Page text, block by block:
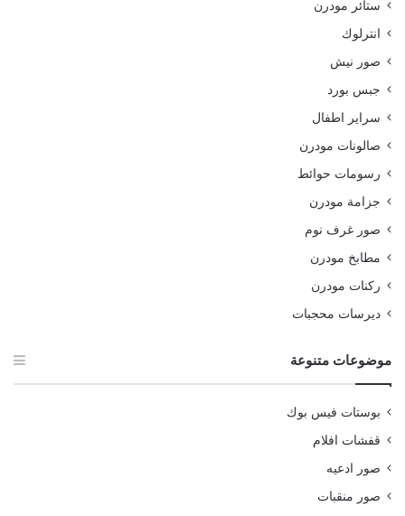
ستائر مودرن
انترلوك
صور نيش
جبس بورد
سراير اطفال
صالونات مودرن
رسومات حوائط
جزامة مودرن
صور غرف نوم
مطابخ مودرن
ركنات مودرن
ديرسات محجبات
موضوعات متنوعة
بوستات فيس بوك
قفشات افلام
صور ادعيه
صور منقبات